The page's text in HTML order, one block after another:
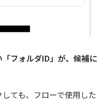
「フォルダID」が、候補に
ても、フローで使用した